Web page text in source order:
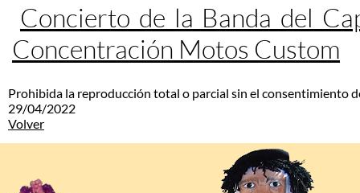
Concierto de la Banda del
Concentración Motos Custom
Prohibida la reproducción total o parcial sin el consentimiento
29/04/2022
Volver